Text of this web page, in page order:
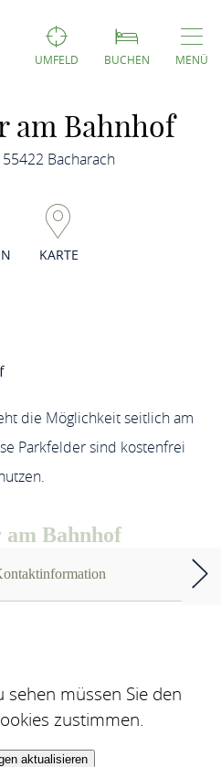
UMFELD BUCHEN MENÜ
am Bahnhof
Bacharach
KARTE
die Möglichkeit seitlich am
Parkfelder sind kostenfrei
Bahnhof
müssen Sie den
zustimmen.
aktualisieren